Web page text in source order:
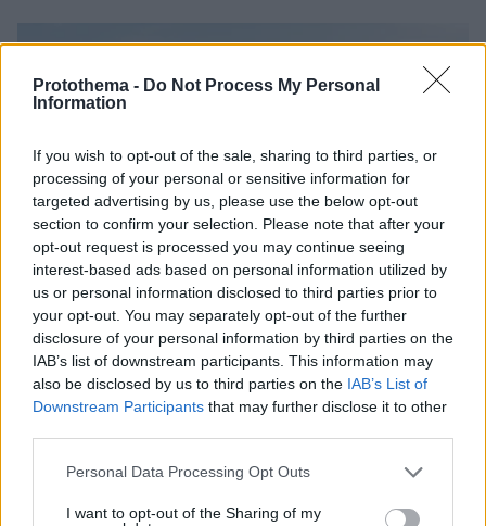
Protothema - Do Not Process My Personal
Information
If you wish to opt-out of the sale, sharing to third parties, or
processing of your personal or sensitive information for
targeted advertising by us, please use the below opt-out
section to confirm your selection. Please note that after your
opt-out request is processed you may continue seeing
interest-based ads based on personal information utilized by
us or personal information disclosed to third parties prior to
your opt-out. You may separately opt-out of the further
disclosure of your personal information by third parties on the
IAB’s list of downstream participants. This information may
also be disclosed by us to third parties on the IAB’s List of
Downstream Participants that may further disclose it to other
Please note that this website/app uses one or more Google
not limited to your visit or usage behaviour. You may click to
Personal Data Processing Opt Outs
I want to opt-out of the Sharing of my
Άλλος για data center; Επενδύσεις €50 δισ. την